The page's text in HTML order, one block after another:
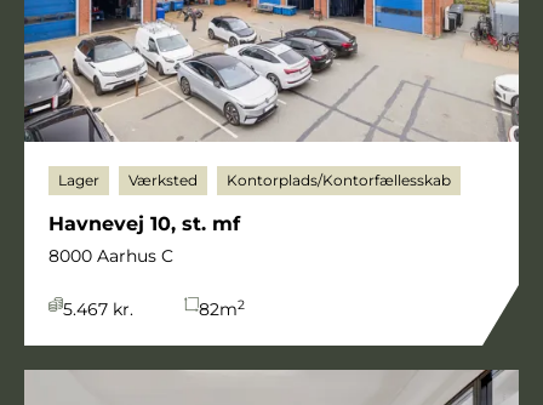
Lager Værksted Kontorplads/Kontorfællesskab
Havnevej 10, st. mf
8000 Aarhus C
5.467 kr. 82m2